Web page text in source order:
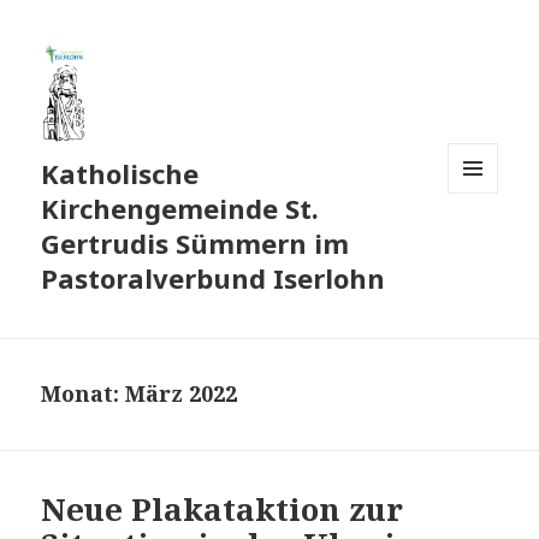
Katholische
Kirchengemeinde St.
Gertrudis Sümmern im
Pastoralverbund Iserlohn
Monat:März 2022
Neue Plakataktion zur